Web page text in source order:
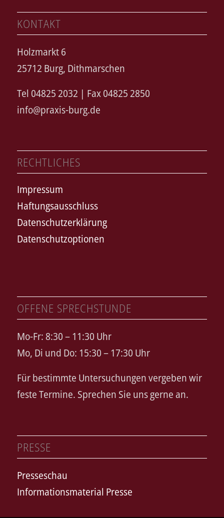
KONTAKT
Holzmarkt 6
25712 Burg, Dithmarschen
Tel 04825 2032 | Fax 04825 2850
info@praxis-burg.de
RECHTLICHES
Impressum
Haftungsausschluss
Datenschutzerklärung
Datenschutzoptionen
OFFENE SPRECHSTUNDE
Mo-Fr: 8:30 – 11:30 Uhr
Mo, Di und Do: 15:30 – 17:30 Uhr
Für bestimmte Untersuchungen vergeben wir
feste Termine. Sprechen Sie uns gerne an.
PRESSE
Presseschau
Informationsmaterial Presse